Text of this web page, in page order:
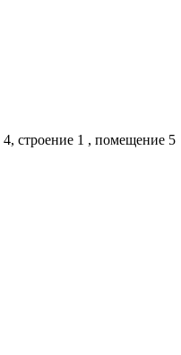
строение 1 , помещение 5